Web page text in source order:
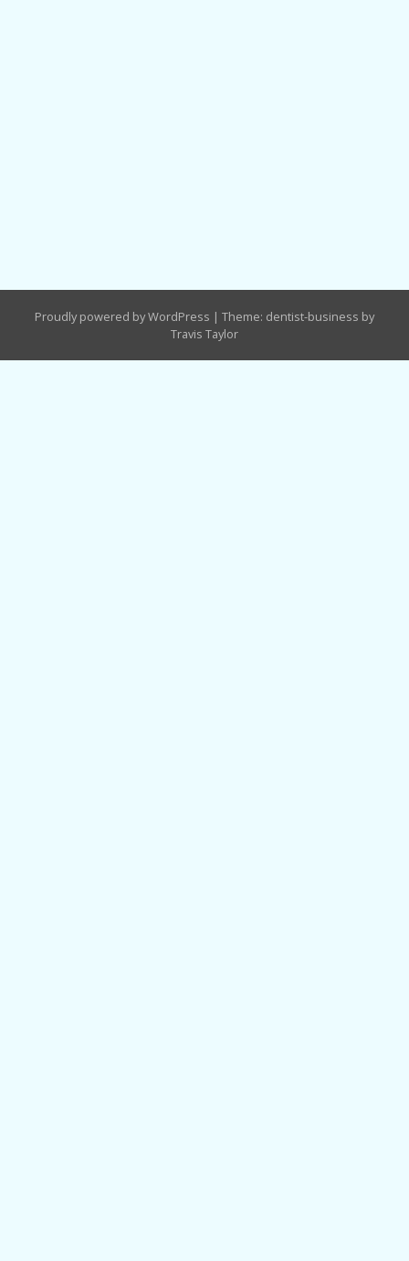
Proudly powered by WordPress | Theme: dentist-business by
Travis Taylor